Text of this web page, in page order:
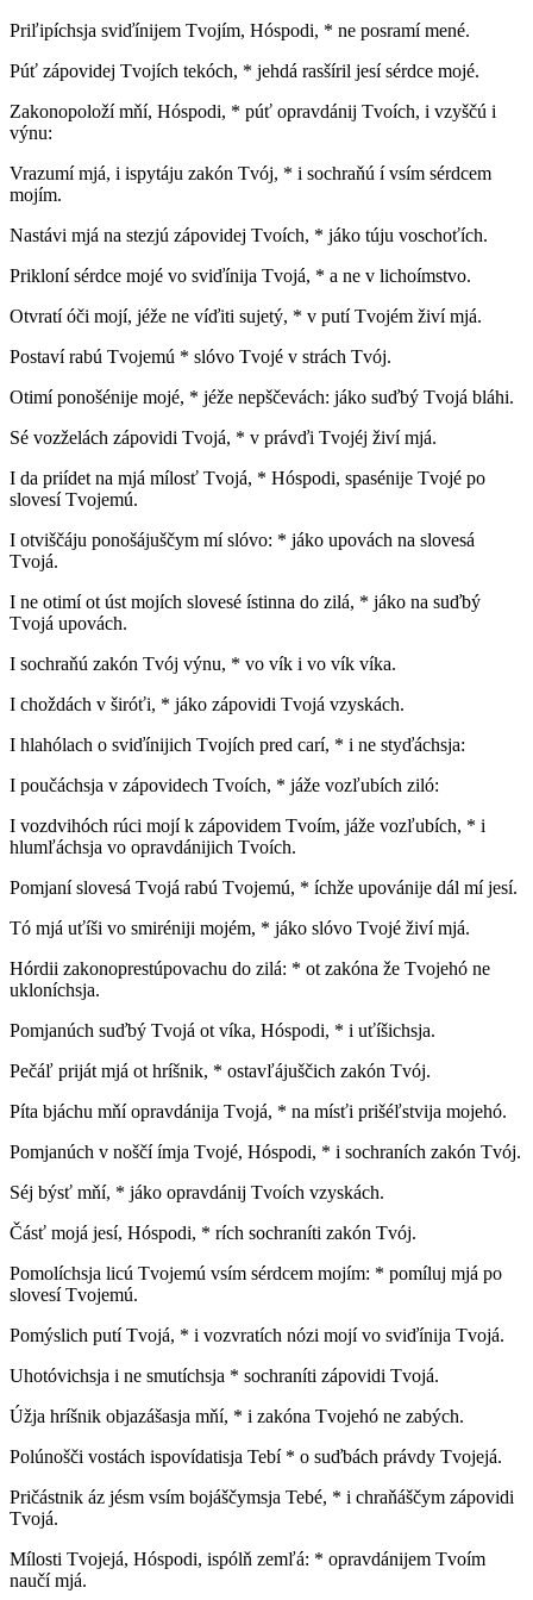
Priľipíchsja sviďínijem Tvojím, Hóspodi, * ne posramí mené.
Púť zápovidej Tvojích tekóch, * jehdá rasšíril jesí sérdce mojé.
Zakonopoloží mňí, Hóspodi, * púť opravdánij Tvoích, i vzyščú i
výnu:
Vrazumí mjá, i ispytáju zakón Tvój, * i sochraňú í vsím sérdcem
mojím.
Nastávi mjá na stezjú zápovidej Tvoích, * jáko túju voschoťích.
Prikloní sérdce mojé vo sviďínija Tvojá, * a ne v lichoímstvo.
Otvratí óči mojí, jéže ne víďiti sujetý, * v putí Tvojém živí mjá.
Postaví rabú Tvojemú * slóvo Tvojé v strách Tvój.
Otimí ponošénije mojé, * jéže nepščevách: jáko suďbý Tvojá bláhi.
Sé vozželách zápovidi Tvojá, * v právďi Tvojéj živí mjá.
I da priídet na mjá mílosť Tvojá, * Hóspodi, spasénije Tvojé po
slovesí Tvojemú.
I otviščáju ponošájuščym mí slóvo: * jáko upovách na slovesá
Tvojá.
I ne otimí ot úst mojích slovesé ístinna do zilá, * jáko na suďbý
Tvojá upovách.
I sochraňú zakón Tvój výnu, * vo vík i vo vík víka.
I choždách v širóťi, * jáko zápovidi Tvojá vzyskách.
I hlahólach o sviďínijich Tvojích pred carí, * i ne styďáchsja:
I poučáchsja v zápovidech Tvoích, * jáže vozľubích ziló:
I vozdvihóch rúci mojí k zápovidem Tvoím, jáže vozľubích, * i
hlumľáchsja vo opravdánijich Tvoích.
Pomjaní slovesá Tvojá rabú Tvojemú, * íchže upovánije dál mí jesí.
Tó mjá uťíši vo smiréniji mojém, * jáko slóvo Tvojé živí mjá.
Hórdii zakonoprestúpovachu do zilá: * ot zakóna že Tvojehó ne
ukloníchsja.
Pomjanúch suďbý Tvojá ot víka, Hóspodi, * i uťíšichsja.
Pečáľ priját mjá ot hríšnik, * ostavľájuščich zakón Tvój.
Píta bjáchu mňí opravdánija Tvojá, * na mísťi prišéľstvija mojehó.
Pomjanúch v noščí ímja Tvojé, Hóspodi, * i sochraních zakón Tvój.
Séj býsť mňí, * jáko opravdánij Tvoích vzyskách.
Čásť mojá jesí, Hóspodi, * rích sochraníti zakón Tvój.
Pomolíchsja licú Tvojemú vsím sérdcem mojím: * pomíluj mjá po
slovesí Tvojemú.
Pomýslich putí Tvojá, * i vozvratích nózi mojí vo sviďínija Tvojá.
Uhotóvichsja i ne smutíchsja * sochraníti zápovidi Tvojá.
Úžja hríšnik objazášasja mňí, * i zakóna Tvojehó ne zabých.
Polúnošči vostách ispovídatisja Tebí * o suďbách právdy Tvojejá.
Pričástnik áz jésm vsím bojáščymsja Tebé, * i chraňáščym zápovidi
Tvojá.
Mílosti Tvojejá, Hóspodi, ispólň zemľá: * opravdánijem Tvoím
naučí mjá.